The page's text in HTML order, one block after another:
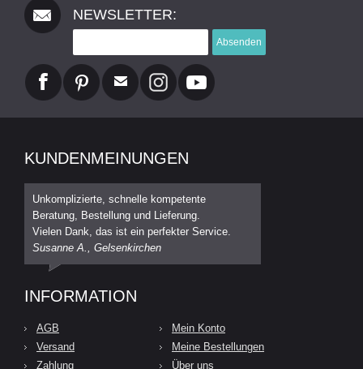
NEWSLETTER:
Absenden
KUNDENMEINUNGEN
Unkomplizierte, schnelle kompetente
Beratung, Bestellung und Lieferung.
Vielen Dank, das ist ein perfekter Service.
Susanne A., Gelsenkirchen
INFORMATION
AGB
Versand
Zahlung
Mein Konto
Meine Bestellungen
Über uns